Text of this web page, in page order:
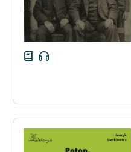
Wolnych Lektur
Logotypy
Materiały promocyjne
Regulamin biblioteki
Dane fundacji i
sprawozdania finansowe